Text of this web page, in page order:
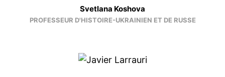
Svetlana Koshova
PROFESSEUR D'HISTOIRE-UKRAINIEN ET DE RUSSE